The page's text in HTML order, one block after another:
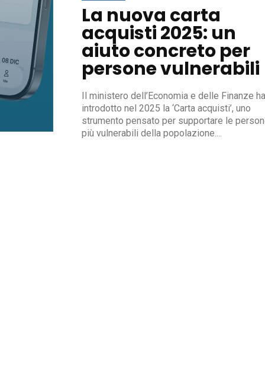
La nuova carta
acquisti 2025: un
aiuto concreto per
persone vulnerabili
Il ministero dell’Economia e delle Finanze ha
introdotto nel 2025 la ‘Carta acquisti’, uno
strumento pensato per supportare le
più vulnerabili della popolazione....